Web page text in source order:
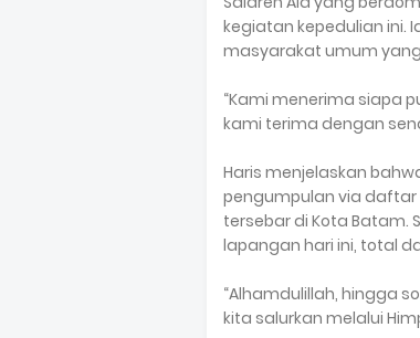
kegiatan kepedulian ini.
masyarakat umum
“Kami menerima siapa
kami terima dengan
Haris menjelaskan
pengumpulan via
tersebar di Kota Batam.
lapangan hari ini, total
“Alhamdulillah, hingga
kita salurkan melalui